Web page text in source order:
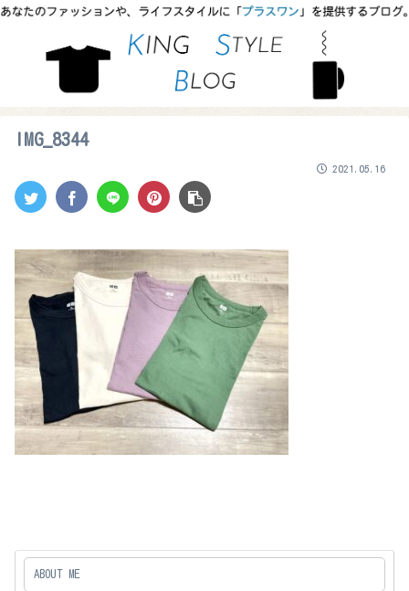
IMG_8344
2021.05.16
ABOUT ME